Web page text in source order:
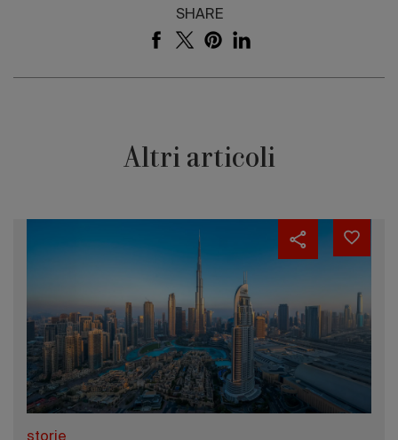
SHARE
Altri articoli
storie